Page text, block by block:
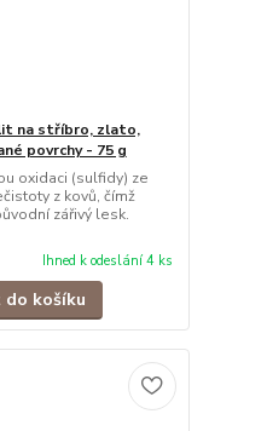
na stříbro, zlato,
povrchy - 75 g
oxidaci (sulfidy) ze
z kovů, čímž
zářivý lesk.
Ihned k odeslání 4 ks
do košíku